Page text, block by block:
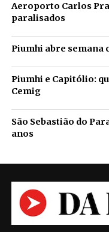
Aeroporto Carlos
paralisados
Piumhi abre semana
Piumhi e Capitólio:
Cemig
São Sebastião do
anos